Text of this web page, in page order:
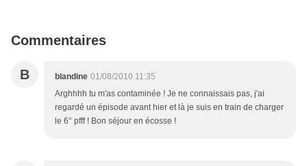
Commentaires
B blandine 01/08/2010 11:35
Arghhhh tu m'as contaminée ! Je ne connaissais pas, j'ai
regardé un épisode avant hier et là je suis en train de charger
le 6° pfff ! Bon séjour en écosse !